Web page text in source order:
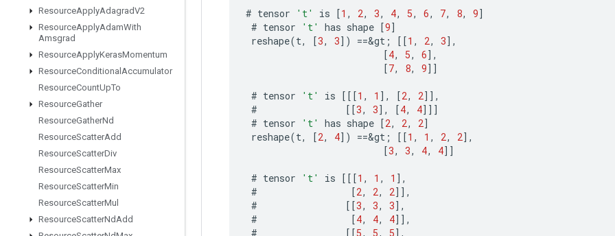
ResourceApplyAdagradV2
ResourceApplyAdamWith
Amsgrad
ResourceApplyKerasMomentum
ResourceConditional Accumulator
ResourceCountUpTo
ResourceGather
ResourceGatherNd
ResourceScatterAdd
ResourceScatterDiv
ResourceScatterMax
ResourceScatterMin
ResourceScatterMul
ResourceScatterNdAdd
# tensor 't' is [1 , 2, 3, 4, 5, 6, 7, 8, 9]
# tensor 't' has shape [9]
reshape(t, [3, 3] ) ==&gt ; [[1 , 2, 3] ,
[4, 5, 6] ,
[7, 8, 9]]
# tensor 't' is [[[1 , 1 ] , [2, 2]] ,
#
[[3, 3] , [4, 4]]]
# tensor 't' has shape [2, 2, 2]
reshape(t, [2, 4] ) ==&gt ; [[1 , 1 , 2, 2] ,
[3, 3, 4, 4]]
# tensor 't' is [[[1 , 1 , 1 ] ,
#
[2, 2, 2]] ,
#
[[3, 3, 3] ,
#
[4, 4, 4]] ,
#
[[5, 5, 5] ,